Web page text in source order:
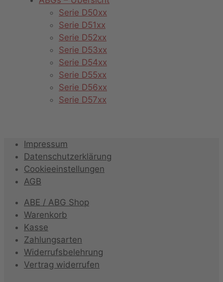
Serie D50xx
Serie D51xx
Serie D52xx
Serie D53xx
Serie D54xx
Serie D55xx
Serie D56xx
Serie D57xx
Impressum
Datenschutzerklärung
Cookieeinstellungen
AGB
ABE / ABG Shop
Warenkorb
Kasse
Zahlungsarten
Widerrufsbelehrung
Vertrag widerrufen